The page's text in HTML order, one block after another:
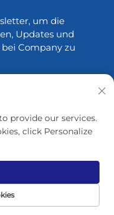
um die
Updates und
Company zu
Packaging
provide our services.
click Personalize